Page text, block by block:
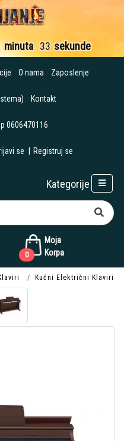
minuta 32 sekunde
O nama Zaposlenje
Kontakt
0606470116
se Registruj se
Moja
Korpa
0
Kategorije
Kućni Električni Klaviri